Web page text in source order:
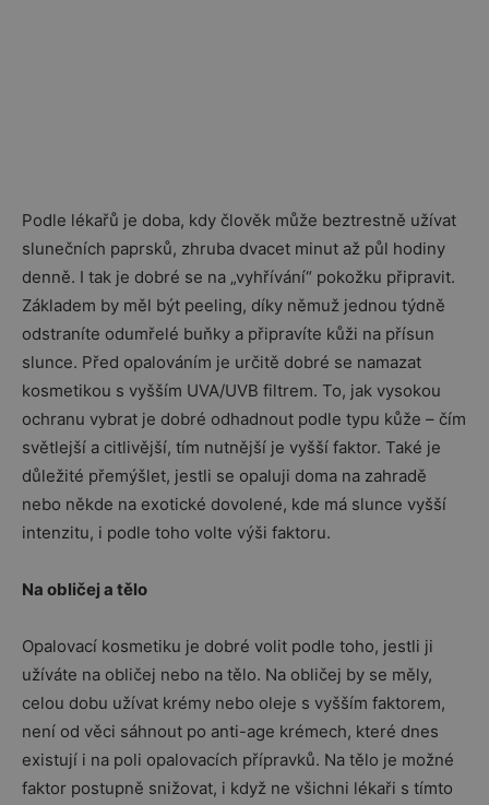
Podle lékařů je doba, kdy člověk může beztrestně užívat
slunečních paprsků, zhruba dvacet minut až půl hodiny
denně. I tak je dobré se na „vyhřívání“ pokožku připravit.
Základem by měl být peeling, díky němuž jednou týdně
odstraníte odumřelé buňky a připravíte kůži na přísun
slunce. Před opalováním je určitě dobré se namazat
kosmetikou s vyšším UVA/UVB filtrem. To, jak vysokou
ochranu vybrat je dobré odhadnout podle typu kůže – čím
světlejší a citlivější, tím nutnější je vyšší faktor. Také je
důležité přemýšlet, jestli se opaluji doma na zahradě
nebo někde na exotické dovolené, kde má slunce vyšší
intenzitu, i podle toho volte výši faktoru.
Na obličej a tělo
Opalovací kosmetiku je dobré volit podle toho, jestli ji
užíváte na obličej nebo na tělo. Na obličej by se měly,
celou dobu užívat krémy nebo oleje s vyšším faktorem,
není od věci sáhnout po anti-age krémech, které dnes
existují i na poli opalovacích přípravků. Na tělo je možné
faktor postupně snižovat, i když ne všichni lékaři s tímto